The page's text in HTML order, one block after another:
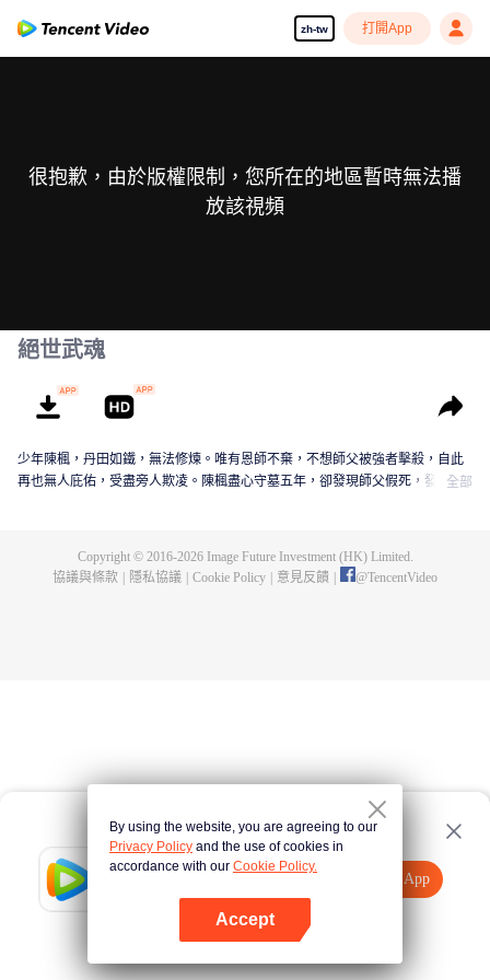
zh-tw 打開App
Tencent Video
打開App
點擊此處
很抱歉，由於版權限制，您所在的地區暫時無法播
放該視頻
絕世武魂
少年陳楓，丹田如鐵，無法修煉。唯有恩師不棄，不想師父被強者擊殺，自此
再也無人庇佑，受盡旁人欺凌。陳楓盡心守墓五年，卻發現師父假死，發現師
全部
Copyright © 2016-2026Image Future Investment (HK) Limited.
協議與條款
隱私協議 Cookie Policy 意見反饋 @TencentVideo
By using the website, you are agreeing to our
Privacy Policy and the use of cookies in
accordance with our Cookie Policy.
Accept